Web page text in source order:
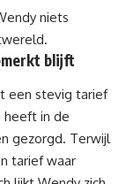
niets
blijft
een stevig tarief
heeft in de
gezorgd. Terwijl
tarief waar